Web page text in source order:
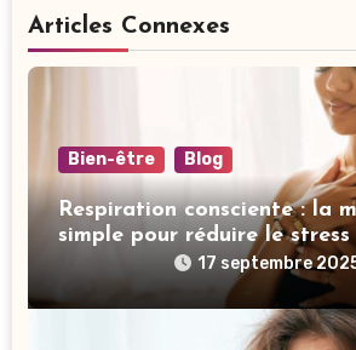
Articles Connexes
Bien-être Blog
Respiration consciente : la
simple pour réduire le stress
votre sommeil17 septembre